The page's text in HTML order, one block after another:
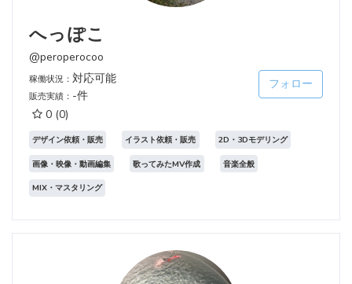
へっぽこ
@peroperocoo
稼働状況： 対応可能
販売実績： -件
0 (0)
フォロー
デザイン依頼・販売 イラスト依頼・販売 2D・3Dモデリング
画像・映像・動画編集 歌ってみたMV作成 音楽全般
MIX・マスタリング